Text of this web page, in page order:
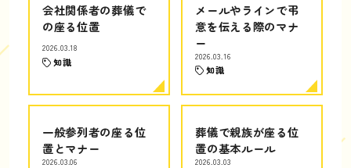
会社関係者の葬儀で
の座る位置
2026.03.18
知識
メールやラインで弔
意を伝える際のマナ
ー
2026.03.16
知識
一般参列者の座る位
置とマナー
2026.03.06
葬儀で親族が座る位
置の基本ルール
2026.03.03